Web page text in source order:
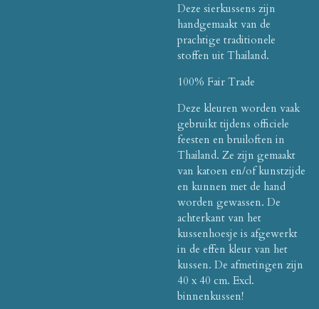
Deze sierkussens zijn
handgemaakt van de
prachtige traditionele
stoffen uit Thailand.
100% Fair Trade
Deze kleuren worden vaak
gebruikt tijdens officiele
feesten en bruiloften in
Thailand. Ze zijn gemaakt
van katoen en/of kunstzijde
en kunnen met de hand
worden gewassen. De
achterkant van het
kussenhoesje is afgewerkt
in de effen kleur van het
kussen. De afmetingen zijn
40 x 40 cm. Excl.
binnenkussen!